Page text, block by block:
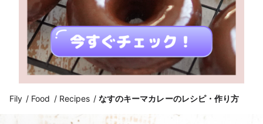
Fily Food Recipes なすのキーマカレーのレシピ・作り方